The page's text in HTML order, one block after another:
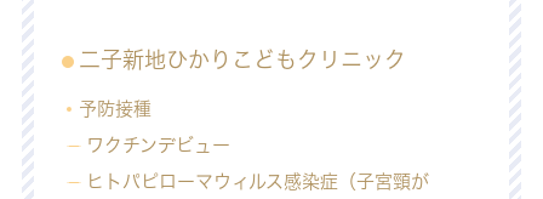
二子新地ひかりこどもクリニック
予防接種
ワクチンデビュー
ヒトパピローマウィルス感染症（子宮頸が